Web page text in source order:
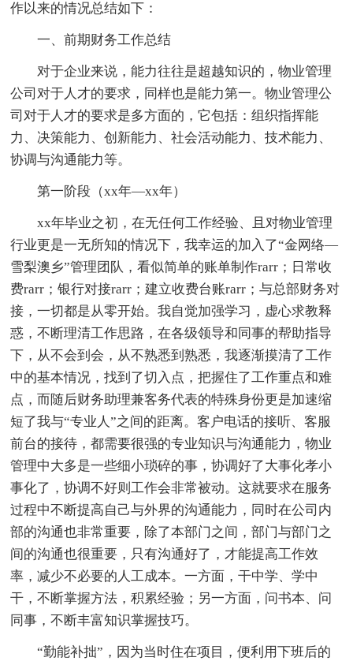
作以来的情况总结如下：
一、前期财务工作总结
对于企业来说，能力往往是超越知识的，物业管理
公司对于人才的要求，同样也是能力第一。物业管理公
司对于人才的要求是多方面的，它包括：组织指挥能
力、决策能力、创新能力、社会活动能力、技术能力、
协调与沟通能力等。
第一阶段（xx年—xx年）
xx年毕业之初，在无任何工作经验、且对物业管理
行业更是一无所知的情况下，我幸运的加入了“金网络—
雪梨澳乡”管理团队，看似简单的账单制作rarr；日常收
费rarr；银行对接rarr；建立收费台账rarr；与总部财务对
接，一切都是从零开始。我自觉加强学习，虚心求教释
惑，不断理清工作思路，在各级领导和同事的帮助指导
下，从不会到会，从不熟悉到熟悉，我逐渐摸清了工作
中的基本情况，找到了切入点，把握住了工作重点和难
点，而随后财务助理兼客务代表的特殊身份更是加速缩
短了我与“专业人”之间的距离。客户电话的接听、客服
前台的接待，都需要很强的专业知识与沟通能力，物业
管理中大多是一些细小琐碎的事，协调好了大事化孝小
事化了，协调不好则工作会非常被动。这就要求在服务
过程中不断提高自己与外界的沟通能力，同时在公司内
部的沟通也非常重要，除了本部门之间，部门与部门之
间的沟通也很重要，只有沟通好了，才能提高工作效
率，减少不必要的人工成本。一方面，干中学、学中
干，不断掌握方法，积累经验；另一方面，问书本、问
同事，不断丰富知识掌握技巧。
“勤能补拙”，因为当时住在项目，便利用下班后的